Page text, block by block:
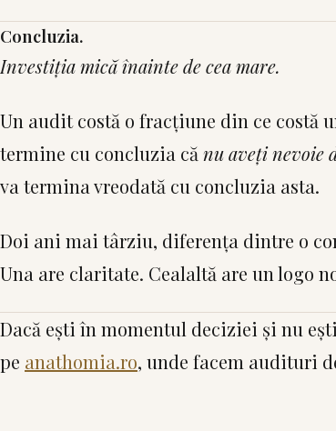
Concluzia.
Investiția mică înainte de cea mare.
Un audit costă o fracțiune din ce costă
termine cu concluzia că nu aveți nevoie
va termina vreodată cu concluzia asta.
Doi ani mai târziu, diferența dintre o
Una are claritate. Cealaltă are un logo
Dacă ești în momentul deciziei și nu
pe anathomia.ro, unde facem audituri